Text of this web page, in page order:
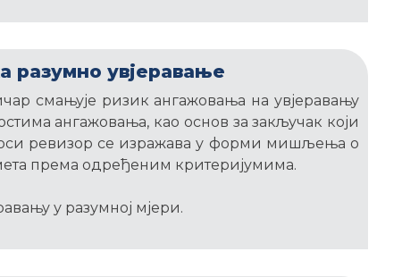
разумно увјеравање
смањује ризик ангажовања на увјеравању
ангажовања, као основ за закључак који
ревизор се изражава у форми мишљења о
према одређеним критеријумима.
у разумној мјери.